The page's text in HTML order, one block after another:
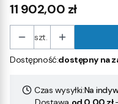
Cena
11 902,00 zł
szt.
Dostępność:dostępny na
Czas wysyłki:Na